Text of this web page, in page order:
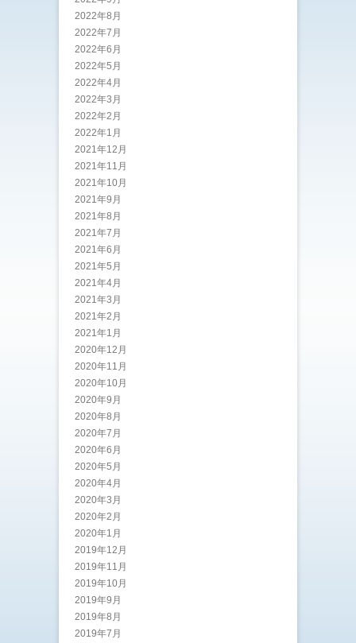
2022年8月
2022年7月
2022年6月
2022年5月
2022年4月
2022年3月
2022年2月
2022年1月
2021年12月
2021年11月
2021年10月
2021年9月
2021年8月
2021年7月
2021年6月
2021年5月
2021年4月
2021年3月
2021年2月
2021年1月
2020年12月
2020年11月
2020年10月
2020年9月
2020年8月
2020年7月
2020年6月
2020年5月
2020年4月
2020年3月
2020年2月
2020年1月
2019年12月
2019年11月
2019年10月
2019年9月
2019年8月
2019年7月